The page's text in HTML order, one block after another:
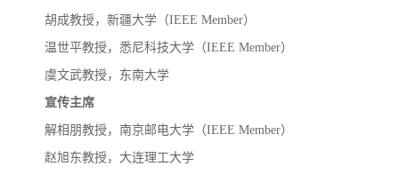
胡成教授，新疆大学（IEEE Member）
温世平教授，悉尼科技大学（IEEE Member）
虞文武教授，东南大学
宣传主席
解相朋教授，南京邮电大学（IEEE Member）
赵旭东教授，大连理工大学